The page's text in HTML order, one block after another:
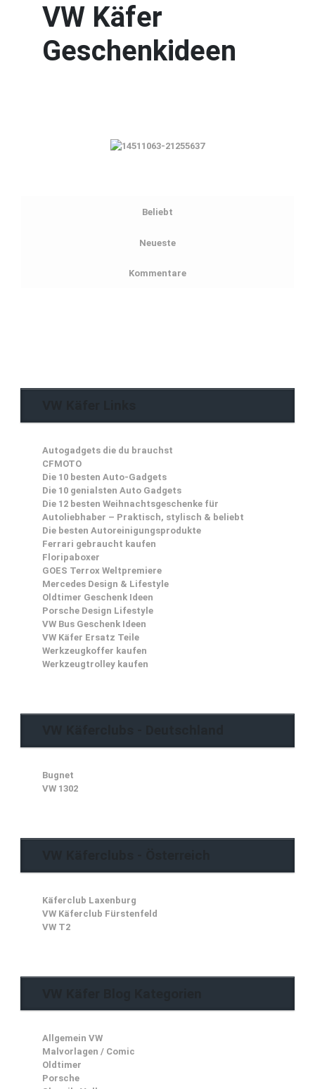
VW Käfer
Geschenkideen
Beliebt
Neueste
Kommentare
Autogadgets die du brauchst
CFMOTO
Die 10 besten Auto-Gadgets
Die 10 genialsten Auto Gadgets
Die 12 besten Weihnachtsgeschenke für
Autoliebhaber – Praktisch, stylisch & beliebt
Die besten Autoreinigungsprodukte
Ferrari gebraucht kaufen
Floripaboxer
GOES Terrox Weltpremiere
Mercedes Design & Lifestyle
Oldtimer Geschenk Ideen
Porsche Design Lifestyle
VW Bus Geschenk Ideen
VW Käfer Ersatz Teile
Werkzeugkoffer kaufen
Werkzeugtrolley kaufen
Bugnet
VW 1302
Käferclub Laxenburg
VW Käferclub Fürstenfeld
VW T2
Allgemein VW
Malvorlagen / Comic
Oldtimer
Porsche